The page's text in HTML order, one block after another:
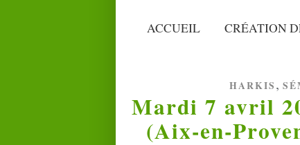
ACCUEIL CRÉATION
HARKIS ,
Mardi 7 avril
(Aix-en-